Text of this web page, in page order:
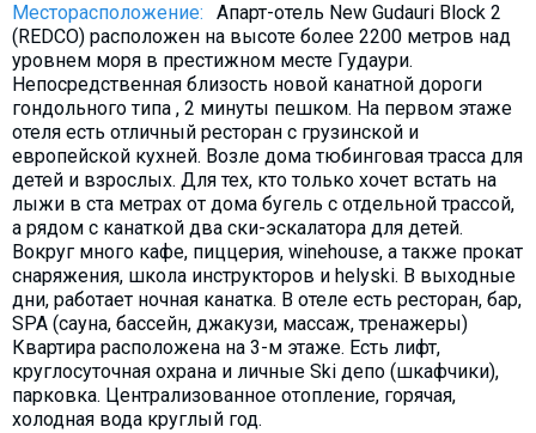
Месторасположение:
Апарт-отель New Gudauri Block 2
(REDCO) расположен на высоте более 2200 метров над
уровнем моря в престижном месте Гудаури.
Непосредственная близость новой канатной дороги
гондольного типа , 2 минуты пешком. На первом этаже
отеля есть отличный ресторан с грузинской и
европейской кухней. Возле дома тюбинговая трасса для
детей и взрослых. Для тех, кто только хочет встать на
лыжи в ста метрах от дома бугель с отдельной трассой,
а рядом с канаткой два ски-эскалатора для детей.
Вокруг много кафе, пиццерия, winehouse, а также прокат
снаряжения, школа инструкторов и helyski. В выходные
дни, работает ночная канатка. В отеле есть ресторан, бар,
SPA (сауна, бассейн, джакузи, массаж, тренажеры)
Квартира расположена на 3-м этаже. Есть лифт,
круглосуточная охрана и личные Ski депо (шкафчики),
парковка. Централизованное отопление, горячая,
холодная вода круглый год.